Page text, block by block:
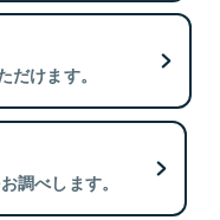
けます。
調べします。